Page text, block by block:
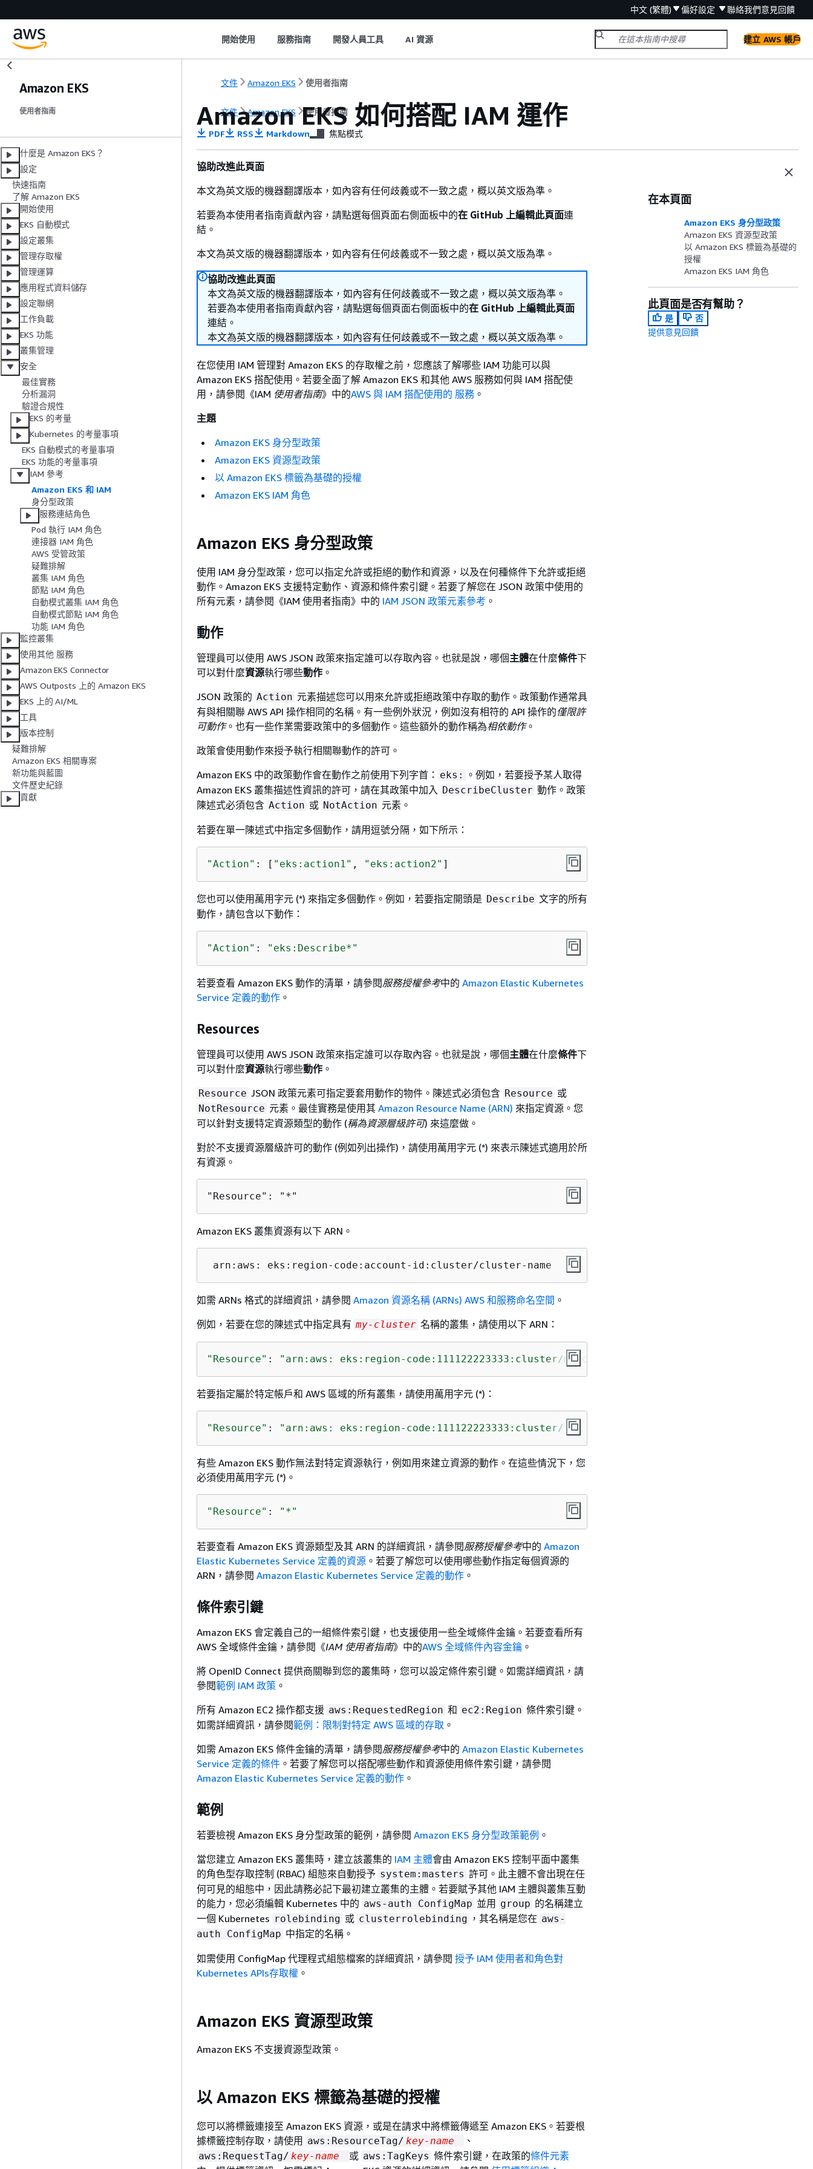
中文 (繁體) 偏好設定 聯絡我們意見回饋
開始使用 服務指南 開發人員工具 AI 資源 建立 AWS 帳戶
Amazon EKS
使用者指南
什麼是 Amazon EKS？
設定
快速指南
了解 Amazon EKS
開始使用
EKS 自動模式
設定叢集
管理存取權
管理運算
應用程式資料儲存
設定聯網
工作負載
EKS 功能
叢集管理
安全
最佳實務
分析漏洞
驗證合規性
EKS 的考量
Kubernetes 的考量事項
EKS 自動模式的考量事項
EKS 功能的考量事項
IAM 參考
Amazon EKS 和 IAM
身分型政策
服務連結角色
Pod 執行 IAM 角色
連接器 IAM 角色
AWS 受管政策
疑難排解
叢集 IAM 角色
節點 IAM 角色
自動模式叢集 IAM 角色
自動模式節點 IAM 角色
功能 IAM 角色
監控叢集
使用其他 服務
Amazon EKS Connector
AWS Outposts 上的 Amazon EKS
EKS 上的 AI/ML
工具
版本控制
疑難排解
Amazon EKS 相關專案
新功能與藍圖
文件歷史紀錄
貢獻
文件 Amazon EKS 使用者指南
文件 Amazon EKS 使用者指南
Amazon EKS 如何搭配 IAM 運作
PDF RSS Markdown 焦點模式
協助改進此頁面
本文為英文版的機器翻譯版本，如內容有任何歧義或不一致之處，概以英文版為準。
若要為本使用者指南貢獻內容，請點選每個頁面右側面板中的在 GitHub 上編輯此頁面連
結。
本文為英文版的機器翻譯版本，如內容有任何歧義或不一致之處，概以英文版為準。
協助改進此頁面
本文為英文版的機器翻譯版本，如內容有任何歧義或不一致之處，概以英文版為準。
若要為本使用者指南貢獻內容，請點選每個頁面右側面板中的在 GitHub 上編輯此頁面
連結。
本文為英文版的機器翻譯版本，如內容有任何歧義或不一致之處，概以英文版為準。
在您使用 IAM 管理對 Amazon EKS 的存取權之前，您應該了解哪些 IAM 功能可以與
Amazon EKS 搭配使用。若要全面了解 Amazon EKS 和其他 AWS 服務如何與 IAM 搭配使
用，請參閱《IAM 使用者指南》中的AWS 與 IAM 搭配使用的 服務 。
主題
Amazon EKS 身分型政策
Amazon EKS 資源型政策
以 Amazon EKS 標籤為基礎的授權
Amazon EKS IAM 角色
Amazon EKS 身分型政策
使用 IAM 身分型政策，您可以指定允許或拒絕的動作和資源，以及在何種條件下允許或拒絕
動作。Amazon EKS 支援特定動作、資源和條件索引鍵。若要了解您在 JSON 政策中使用的
所有元素，請參閱《IAM 使用者指南》中的 IAM JSON 政策元素參考 。
動作
管理員可以使用 AWS JSON 政策來指定誰可以存取內容。也就是說，哪個主體在什麼條件下
可以對什麼資源執行哪些動作 。
JSON 政策的 Action 元素描述您可以用來允許或拒絕政策中存取的動作。政策動作通常具
有與相關聯 AWS API 操作相同的名稱。有一些例外狀況，例如沒有相符的 API 操作的僅限許
可動作。也有一些作業需要政策中的多個動作。這些額外的動作稱為相依動作。
政策會使用動作來授予執行相關聯動作的許可。
Amazon EKS 中的政策動作會在動作之前使用下列字首： eks:
。例如，若要授予某人取得
Amazon EKS 叢集描述性資訊的許可，請在其政策中加入 DescribeCluster 動作。政策
陳述式必須包含 Action 或 NotAction 元素。
若要在單一陳述式中指定多個動作，請用逗號分隔，如下所示：
"Action" : [ "eks:action1" , "eks:action2" ]
您也可以使用萬用字元 (*) 來指定多個動作。例如，若要指定開頭是 Describe 文字的所有
動作，請包含以下動作：
"Action" : "eks:Describe*"
若要查看 Amazon EKS 動作的清單，請參閱服務授權參考中的 Amazon Elastic Kubernetes
Service 定義的動作 。
Resources
管理員可以使用 AWS JSON 政策來指定誰可以存取內容。也就是說，哪個主體在什麼條件下
可以對什麼資源執行哪些動作 。
Resource JSON 政策元素可指定要套用動作的物件。陳述式必須包含 Resource 或
NotResource 元素。最佳實務是使用其 Amazon Resource Name (ARN) 來指定資源。您
可以針對支援特定資源類型的動作 (稱為資源層級許可) 來這麼做。
對於不支援資源層級許可的動作 (例如列出操作)，請使用萬用字元 (*) 來表示陳述式適用於所
有資源。
"Resource": "*"
Amazon EKS 叢集資源有以下 ARN。
arn:aws: eks:region-code:account-id:cluster/cluster-name
如需 ARNs 格式的詳細資訊，請參閱 Amazon 資源名稱 (ARNs) AWS 和服務命名空間 。
例如，若要在您的陳述式中指定具有 my-cluster 名稱的叢集，請使用以下 ARN：
"Resource" : "arn:aws: eks:region-code:111122223333:cluster/my-cluster"
若要指定屬於特定帳戶和 AWS 區域的所有叢集，請使用萬用字元 (*)：
"Resource" : "arn:aws: eks:region-code:111122223333:cluster/*"
有些 Amazon EKS 動作無法對特定資源執行，例如用來建立資源的動作。在這些情況下，您
必須使用萬用字元 (*)。
"Resource" : "*"
若要查看 Amazon EKS 資源類型及其 ARN 的詳細資訊，請參閱服務授權參考中的 Amazon
Elastic Kubernetes Service 定義的資源 。若要了解您可以使用哪些動作指定每個資源的
ARN，請參閱 Amazon Elastic Kubernetes Service 定義的動作 。
條件索引鍵
Amazon EKS 會定義自己的一組條件索引鍵，也支援使用一些全域條件金鑰。若要查看所有
AWS 全域條件金鑰，請參閱《IAM 使用者指南》中的AWS 全域條件內容金鑰 。
將 OpenID Connect 提供商關聯到您的叢集時，您可以設定條件索引鍵。如需詳細資訊，請
參閱範例 IAM 政策 。
所有 Amazon EC2 操作都支援 aws:RequestedRegion 和 ec2:Region 條件索引鍵。
如需詳細資訊，請參閱範例：限制對特定 AWS 區域的存取 。
如需 Amazon EKS 條件金鑰的清單，請參閱服務授權參考中的 Amazon Elastic Kubernetes
Service 定義的條件 。若要了解您可以搭配哪些動作和資源使用條件索引鍵，請參閱
Amazon Elastic Kubernetes Service 定義的動作 。
範例
若要檢視 Amazon EKS 身分型政策的範例，請參閱 Amazon EKS 身分型政策範例 。
當您建立 Amazon EKS 叢集時，建立該叢集的 IAM 主體會由 Amazon EKS 控制平面中叢集
的角色型存取控制 (RBAC) 組態來自動授予 system:masters 許可。此主體不會出現在任
何可見的組態中，因此請務必記下最初建立叢集的主體。若要賦予其他 IAM 主體與叢集互動
的能力，您必須編輯 Kubernetes 中的 aws-auth ConfigMap 並用 group 的名稱建立
一個 Kubernetes rolebinding 或 clusterrolebinding ，其名稱是您在 aws-
auth ConfigMap 中指定的名稱。
如需使用 ConfigMap 代理程式組態檔案的詳細資訊，請參閱 授予 IAM 使用者和角色對
Kubernetes APIs存取權 。
Amazon EKS 資源型政策
Amazon EKS 不支援資源型政策。
以 Amazon EKS 標籤為基礎的授權
您可以將標籤連接至 Amazon EKS 資源，或是在請求中將標籤傳遞至 Amazon EKS。若要根
據標籤控制存取，請使用 aws:ResourceTag/ key-name 、
aws:RequestTag/ key-name 或 aws:TagKeys 條件索引鍵，在政策的條件元素
在本頁面
Amazon EKS 身分型政策
Amazon EKS 資源型政策
以 Amazon EKS 標籤為基礎的
授權
Amazon EKS IAM 角色
此頁面是否有幫助？
是
否
提供意見回饋